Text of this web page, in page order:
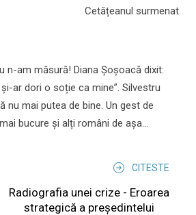
Cetățeanul surmenat
n-am măsură! Diana Șoșoacă dixit:
ar dori o soție ca mine”. Silvestru
nu mai putea de bine. Un gest de
bucure și alți români de așa...
CITESTE
Radiografia unei crize - Eroarea
strategică a președintelui